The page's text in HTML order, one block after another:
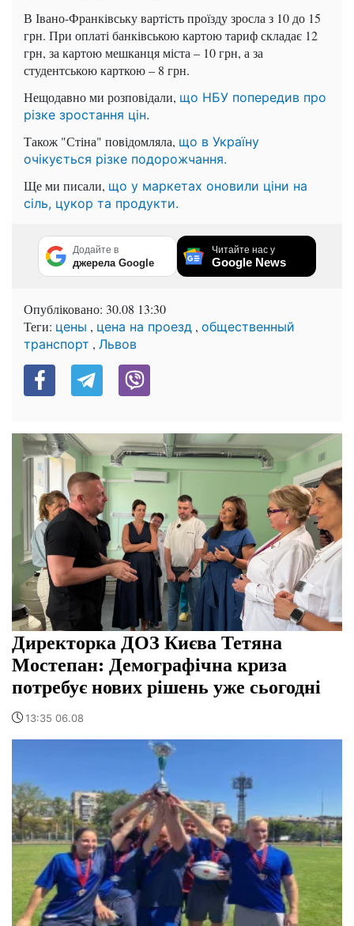
В Івано-Франківську вартість проїзду зросла з 10 до 15
грн. При оплаті банківською картою тариф складає 12
грн, за картою мешканця міста – 10 грн, а за
студентською карткою – 8 грн.
Нещодавно ми розповідали, що НБУ попередив про
різке зростання цін.
Також "Стіна" повідомляла, що в Україну
очікується різке подорожчання.
Ще ми писали, що у маркетах оновили ціни на
сіль, цукор та продукти.
Додайте в
джерела Google
Читайте нас у
Google News
Опубліковано: 30.08 13:30
Теги: цены , цена на проезд , общественный
транспорт , Львов
Директорка ДОЗ Києва Тетяна
Мостепан: Демографічна криза
потребує нових рішень уже сьогодні
13:35 06.08